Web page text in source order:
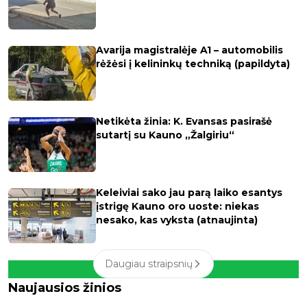
Avarija magistralėje A1 – automobilis
rėžėsi į kelininkų techniką (papildyta)
Netikėta žinia: K. Evansas pasirašė
sutartį su Kauno „Žalgiriu“
Keleiviai sako jau parą laiko esantys
įstrigę Kauno oro uoste: niekas
nesako, kas vyksta (atnaujinta)
Daugiau straipsnių
Naujausios žinios